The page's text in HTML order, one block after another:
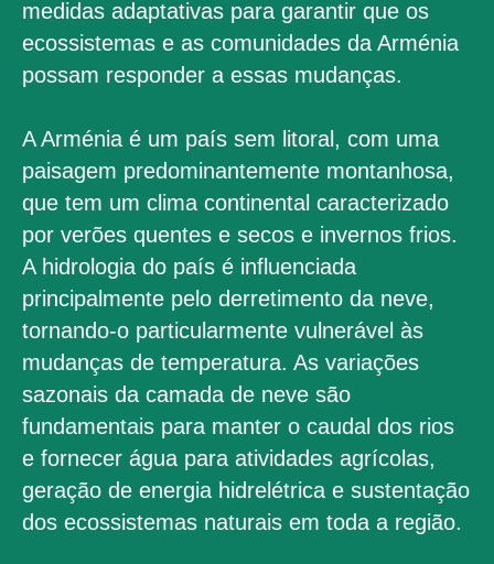
medidas adaptativas para garantir que os
ecossistemas e as comunidades da Arménia
possam responder a essas mudanças.
A Arménia é um país sem litoral, com uma
paisagem predominantemente montanhosa,
que tem um clima continental caracterizado
por verões quentes e secos e invernos frios.
A hidrologia do país é influenciada
principalmente pelo derretimento da neve,
tornando-o particularmente vulnerável às
mudanças de temperatura. As variações
sazonais da camada de neve são
fundamentais para manter o caudal dos rios
e fornecer água para atividades agrícolas,
geração de energia hidrelétrica e sustentação
dos ecossistemas naturais em toda a região.